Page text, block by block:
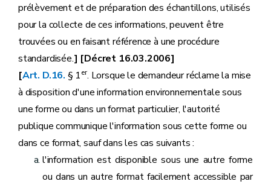
prélèvement et de préparation des échantillons, utilisés
pour la collecte de ces informations, peuvent être
trouvées ou en faisant référence à une procédure
standardisée.] [Décret 16.03.2006]
[Art. D.16. § 1er. Lorsque le demandeur réclame la mise
à disposition d'une information environnementale sous
une forme ou dans un format particulier, l'autorité
publique communique l'information sous cette forme ou
dans ce format, sauf dans les cas suivants :
l'information est disponible sous une autre forme
ou dans un autre format facilement accessible par